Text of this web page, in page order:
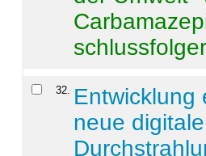
32. Entwicklung
neue